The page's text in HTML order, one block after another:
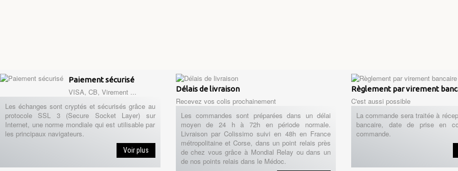
Paiement sécurisé
VISA, CB, Virement ...
Les échanges sont cryptés et sécurisés grâce au
protocole SSL 3 (Secure Socket Layer) sur
Internet, une norme mondiale qui est utilisable par
les principaux navigateurs.
Voir plus
Délais de livraison
Recevez vos colis prochainement
Les commandes sont préparées dans un délai
moyen de 24 h à 72h en période normale.
Livraison par Colissimo suivi en 48h en France
métropolitaine et Corse, dans un point relais près
de chez vous grâce à Mondial Relay ou dans un
de nos points relais dans le Médoc.
Règlement par virement
C'est aussi possible
La commande sera traitée à
bancaire, date de prise en
commande.